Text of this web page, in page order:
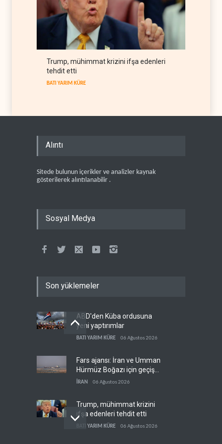
Trump, mühimmat krizini ifşa edenleri
tehdit etti
BATI YARIM KÜRE
Alıntı
Sitede bulunun içerikler ve analizler kaynak
gösterilerek alıntılanabilir .
Sosyal Medya
Son yüklemeler
ABD'den Küba ordusuna
yeni yaptırımlar
BATI YARIM KÜRE 06 Ağustos 2026
Fars ajansı: İran ve Umman
Hürmüz Boğazı için geçiş
koridorlarında anlaştı
İRAN 06 Ağustos 2026
Trump, mühimmat krizini
ifşa edenleri tehdit etti
BATI YARIM KÜRE 06 Ağustos 2026